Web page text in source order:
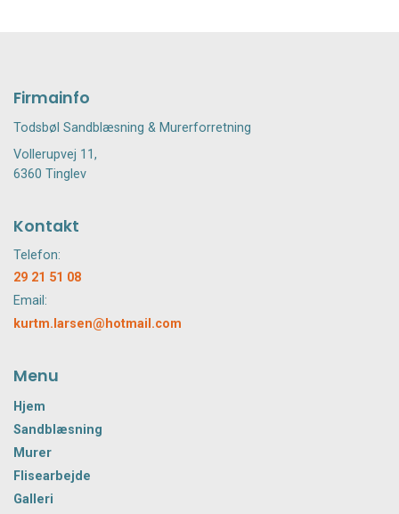
Firmainfo
Todsbøl Sandblæsning & Murerforretning
Vollerupvej 11,
6360 Tinglev
Kontakt
Telefon:
29 21 51 08
Email:
kurtm.larsen@hotmail.com
Menu
Hjem
Sandblæsning
Murer
Flisearbejde
Galleri